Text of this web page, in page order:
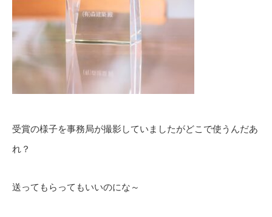
受賞の様子を事務局が撮影していましたがどこで使うんだあ
れ？
送ってもらってもいいのにな～